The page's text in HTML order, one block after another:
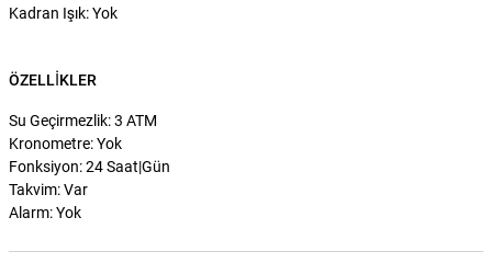
Kadran Işık: Yok
ÖZELLIKLER
Su Geçirmezlik: 3 ATM
Kronometre: Yok
Fonksiyon: 24 Saat|Gün
Takvim: Var
Alarm: Yok